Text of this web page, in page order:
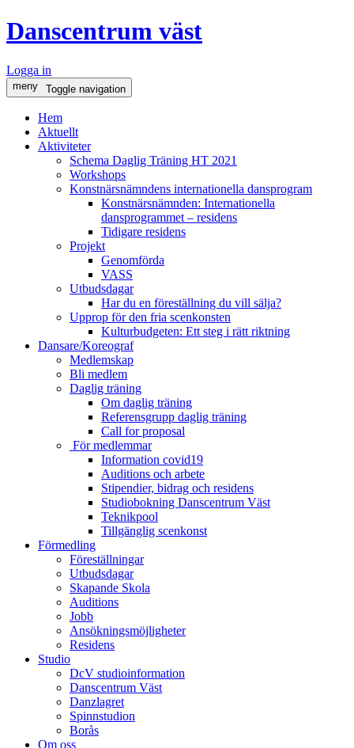
Danscentrum väst
Logga in
meny Toggle navigation
Hem
Aktuellt
Aktiviteter
Schema Daglig Träning HT 2021
Workshops
Konstnärsnämndens internationella dansprogram
Konstnärsnämnden: Internationella
dansprogrammet – residens
Tidigare residens
Projekt
Genomförda
VASS
Utbudsdagar
Har du en föreställning du vill sälja?
Upprop för den fria scenkonsten
Kulturbudgeten: Ett steg i rätt riktning
Dansare/Koreograf
Medlemskap
Bli medlem
Daglig träning
Om daglig träning
Referensgrupp daglig träning
Call for proposal
För medlemmar
Information covid19
Auditions och arbete
Stipendier, bidrag och residens
Studiobokning Danscentrum Väst
Teknikpool
Tillgänglig scenkonst
Förmedling
Föreställningar
Utbudsdagar
Skapande Skola
Auditions
Jobb
Ansökningsmöjligheter
Residens
Studio
DcV studioinformation
Danscentrum Väst
Danzlagret
Spinnstudion
Borås
Om oss